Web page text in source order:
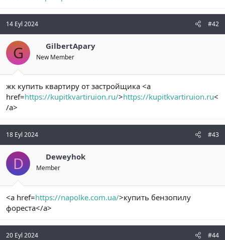
14 Eyl 2024 #42
G GilbertApary
New Member
жк купить квартиру от застройщика <a
href=https://kupitkvartiruion.ru/>https://kupitkvartiruion.ru<
/a>
18 Eyl 2024 #43
D Deweyhok
Member
<a href=https://napolke.com.ua/>купить бензопилу
фореста</a>
20 Eyl 2024 #44